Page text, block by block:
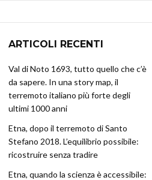
ARTICOLI RECENTI
Val di Noto 1693, tutto quello che c’è
da sapere. In una story map, il
terremoto italiano più forte degli
ultimi 1000 anni
Etna, dopo il terremoto di Santo
Stefano 2018. L’equilibrio possibile:
ricostruire senza tradire
Etna, quando la scienza è accessibile: